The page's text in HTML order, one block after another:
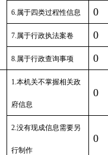
6.属于四类过程性信息 0
7.属于行政执法案卷 0
8.属于行政查询事项 0
1.本机关不掌握相关政
府信息
0
2.没有现成信息需要另
行制作
0